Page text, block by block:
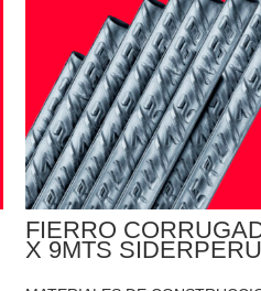
FIERRO
X 9MTS SIDERPERU